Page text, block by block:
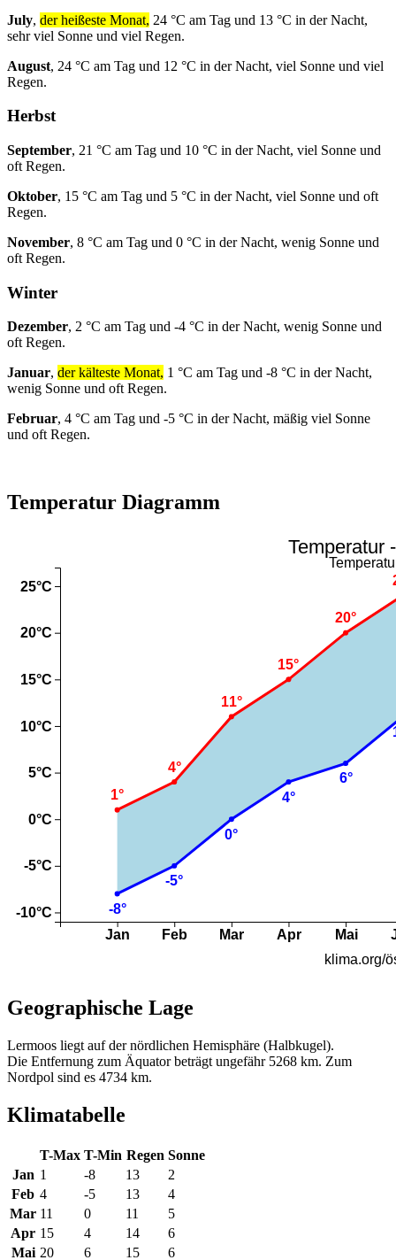
July, der heißeste Monat, 24 °C am Tag und 13 °C in der Nacht,
sehr viel Sonne und viel Regen.
August, 24 °C am Tag und 12 °C in der Nacht, viel Sonne und viel
Regen.
Herbst
September, 21 °C am Tag und 10 °C in der Nacht, viel Sonne und
oft Regen.
Oktober, 15 °C am Tag und 5 °C in der Nacht, viel Sonne und oft
Regen.
November, 8 °C am Tag und 0 °C in der Nacht, wenig Sonne und
oft Regen.
Winter
Dezember, 2 °C am Tag und -4 °C in der Nacht, wenig Sonne und
oft Regen.
Januar, der kälteste Monat, 1 °C am Tag und -8 °C in der Nacht,
wenig Sonne und oft Regen.
Februar, 4 °C am Tag und -5 °C in der Nacht, mäßig viel Sonne
und oft Regen.
Temperatur Diagramm
Geographische Lage
Lermoos liegt auf der nördlichen Hemisphäre (Halbkugel).
Die Entfernung zum Äquator beträgt ungefähr 5268 km. Zum
Nordpol sind es 4734 km.
Klimatabelle
T-Max T-Min Regen Sonne
Jan 1 -8 13
2
Feb 4 -5 13
4
Mar 11 0 11
5
Apr 15 4 14
6
Mai 20 6 15 6